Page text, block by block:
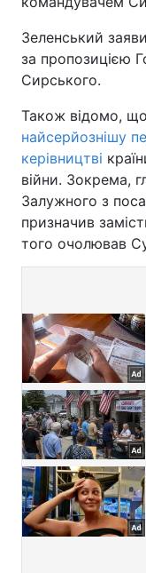
Зеленський
за пропозицією
Сирського.
Також відомо,
найсерйознішу
керівництві
війни. Зокрема,
Залужного з
призначив
того очолював